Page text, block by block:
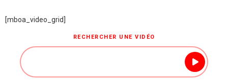
[mboa_video_grid]
RECHERCHER UNE VIDÉO